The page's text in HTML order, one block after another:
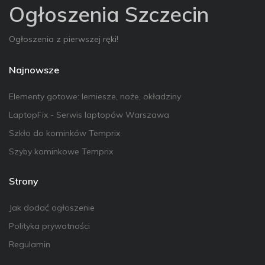
Ogłoszenia Szczecin
Ogłoszenia z pierwszej ręki!
Najnowsze
Elementy gotowe: lemiesze, noże, okładziny
LaptopFix - Serwis laptopów Warszawa
Szkło do kominków Temprix
Szyby kominkowe Temprix
Strony
Jak dodać ogłoszenie
Polityka prywatności
Regulamin